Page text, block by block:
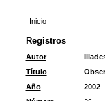
Inicio
Registros
Autor
Título
Año
2002